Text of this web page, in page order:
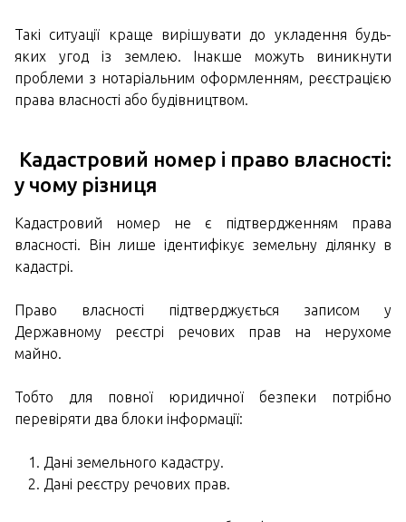
Такі ситуації краще вирішувати до укладення будь-
яких угод із землею. Інакше можуть виникнути
проблеми з нотаріальним оформленням, реєстрацією
права власності або будівництвом.
Кадастровий номер і право власності:
у чому різниця
Кадастровий номер не є підтвердженням права
власності. Він лише ідентифікує земельну ділянку в
кадастрі.
Право власності підтверджується записом у
Державному реєстрі речових прав на нерухоме
майно.
Тобто для повної юридичної безпеки потрібно
перевіряти два блоки інформації:
Дані земельного кадастру.
Дані реєстру речових прав.